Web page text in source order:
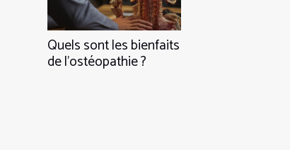
Quels sont les bienfaits
de l’ostéopathie ?